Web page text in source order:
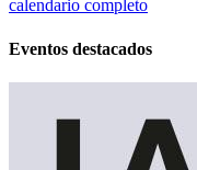
calendario completo
Eventos destacados